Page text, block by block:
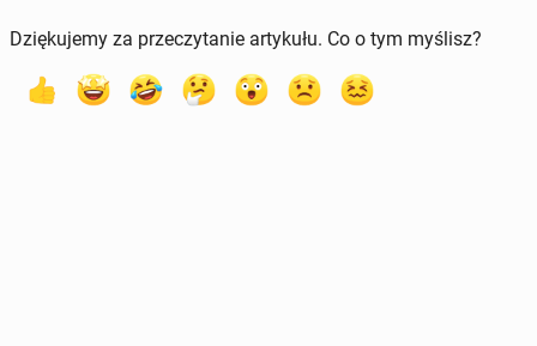
Dziękujemy za przeczytanie artykułu. Co o tym myślisz?